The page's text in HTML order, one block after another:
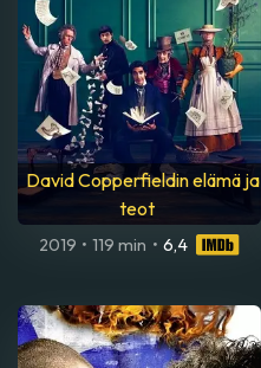
David Copperfieldin elämä ja
teot
2019 • 119 min • 6,4